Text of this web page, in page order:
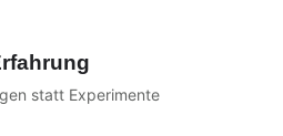
statt Experimente